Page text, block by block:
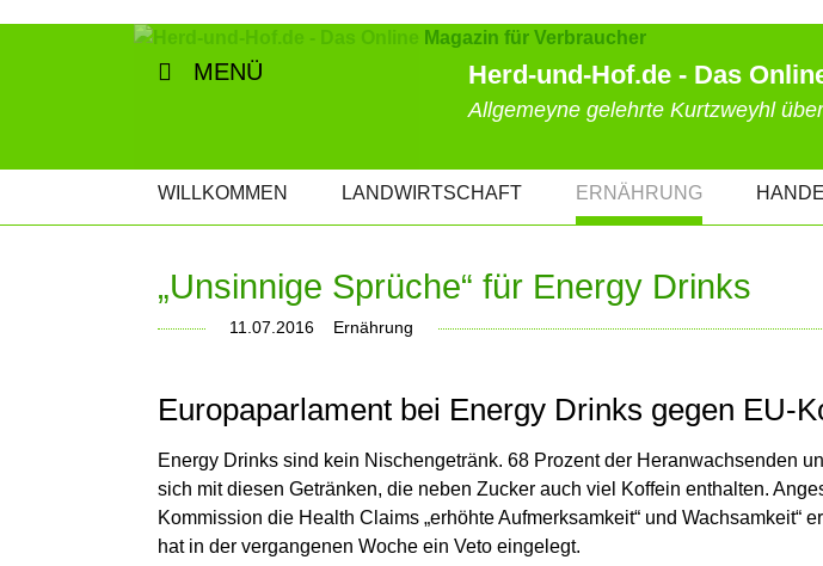
Herd-und-Hof.de - Das
Allgemeyne gelehrte Kurtzweyhl
MENÜ
NAVIGATION
ÜBERSPRINGEN
WILLKOMMEN LANDWIRTSCHAFT ERNÄHRUNG
„Unsinnige Sprüche“ für Energy Drinks
11.07.2016 Ernährung
Europaparlament bei Energy Drinks gegen EU-
Energy Drinks sind kein Nischengetränk. 68 Prozent der Heranwachsenden
sich mit diesen Getränken, die neben Zucker auch viel Koffein enthalten.
Kommission die Health Claims „erhöhte Aufmerksamkeit“ und Wachsamkeit“
hat in der vergangenen Woche ein Veto eingelegt.